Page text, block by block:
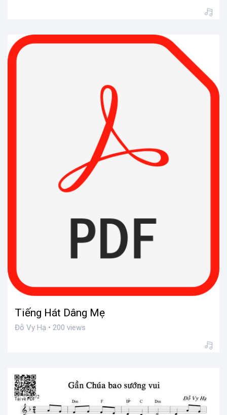
Tiếng Hát Dâng Mẹ
Đỗ Vy Hạ • 200 views